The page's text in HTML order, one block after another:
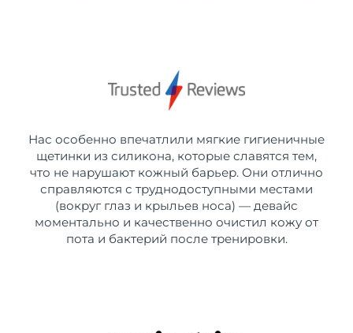
Нас особенно впечатлили мягкие гигиеничные
щетинки из силикона, которые славятся тем,
что не нарушают кожный барьер. Они отлично
справляются с труднодоступными местами
(вокруг глаз и крыльев носа) — девайс
моментально и качественно очистил кожу от
пота и бактерий после тренировки.